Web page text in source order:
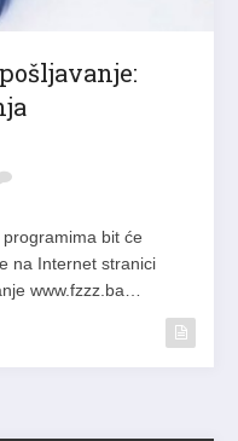
bit će
na Internet stranici
www.fzzz.ba…